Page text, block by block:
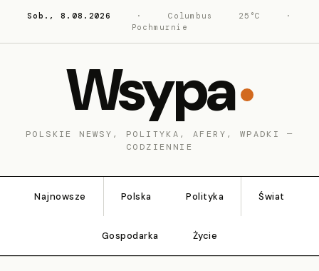
Sob., 8.08.2026 · Columbus 25°C
·
Pochmurnie
Wsypa
POLSKIE NEWSY, POLITYKA, AFERY, WPADKI —
CODZIENNIE
Najnowsze Polska Polityka Świat
Gospodarka Życie